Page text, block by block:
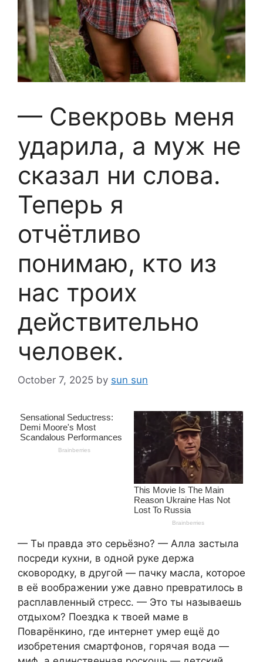
— Свекровь меня
ударила, а муж не
сказал ни слова.
Теперь я
отчётливо
понимаю, кто из
нас троих
действительно
человек.
October 7, 2025 by sun sun
— Ты правда это серьёзно? — Алла застыла
посреди кухни, в одной руке держа
сковородку, в другой — пачку масла, которое
в её воображении уже давно превратилось в
расплавленный стресс. — Это ты называешь
отдыхом? Поездка к твоей маме в
Поварёнкино, где интернет умер ещё до
изобретения смартфонов, горячая вода —